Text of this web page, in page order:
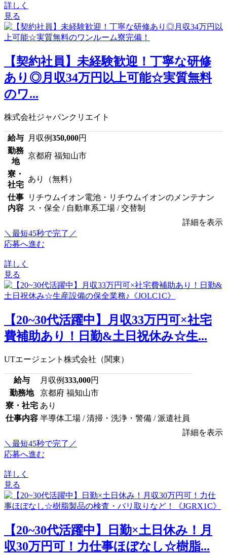
詳しく
見る
【契約社員】未経験歓迎！丁寧な研修
あり◎月収34万円以上可能☆実質無料
のワ...
株式会社ジャパンクリエイト
給与 月収例350,000円
勤務
地
京都府 福知山市
寮・
社宅
あり（無料）
仕事
内容
リチウムイオン電池・リチウムイオンのメンテナン
ス・保全 / 自動車系工場 / 交替制
詳細を表示
＼最短45秒で完了／
応募へ進む
詳しく
見る
【20~30代活躍中】月収33万円可×社宅
費補助あり！日勤&土日祝休み☆生...
UTエージェント株式会社（関東）
給与 月収例333,000円
勤務地
京都府 福知山市
寮・社宅 あり
仕事内容 半導体工場 / 清掃・洗浄・警備 / 派遣社員
詳細を表示
＼最短45秒で完了／
応募へ進む
詳しく
見る
【20~30代活躍中】日勤×土日休み！月
収30万円可！力仕事ほぼなし☆樹脂...